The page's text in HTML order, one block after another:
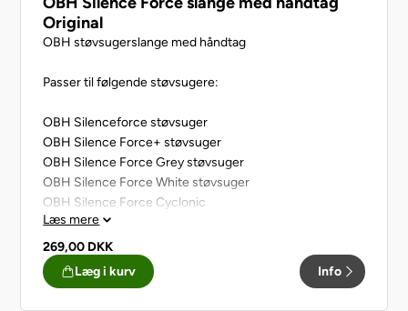
Original
OBH støvsugerslange med håndtag
Passer til følgende støvsugere:
OBH Silenceforce støvsuger
OBH Silence Force+ støvsuger
OBH Silence Force Grey støvsuger
OBH Silence Force White støvsuger
OBH Silence Force Cyclonic
OBH Silence Force Multi Cyclonic
OBH Silence Force Multi Cyclonic EXTREME
Læs mere
269,00 DKK
Læg i kurv
Info